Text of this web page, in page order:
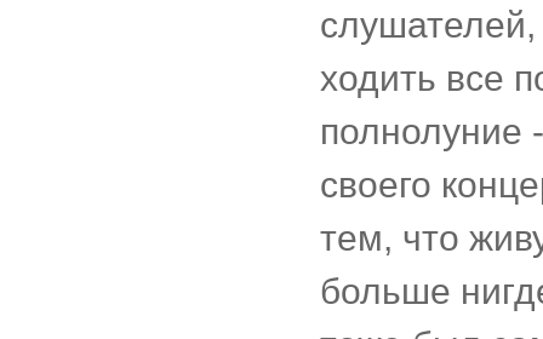
ходить все
полнолуние
своего
тем, что
больше